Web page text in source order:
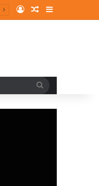
Log InRandom Article
Sidebar